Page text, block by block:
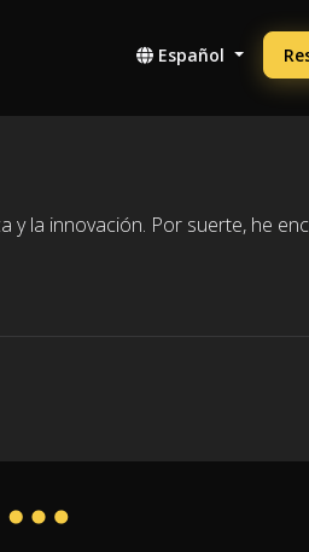
Español
y la innovación. Por suerte, he